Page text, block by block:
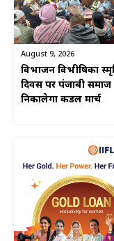
August 9, 2026
विभाजन विभीषिका
दिवस पर पंजाबी समाज
निकालेगा कैंडल मार्च